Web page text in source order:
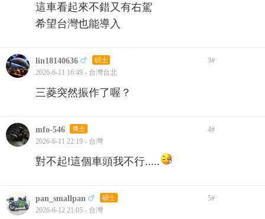
這車看起來不錯又有右駕
希望台灣也能導入
lin18140636 碩士 3#
2026-6-11 16:49 - 台灣台北
三菱突然振作了喔？
mfo-546 博士 4#
2026-6-11 22:19 - 台灣
對不起!這個車頭我不行.....
pan_smallpan 碩士 5#
2026-6-12 21:05 - 台灣